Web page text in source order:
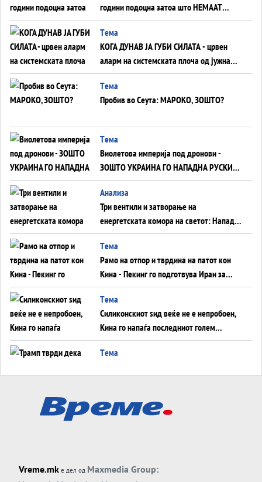
години подоцна затоа што НЕМААТ
ВНУЦИ ДА ГИ ЗАМЕНАТ
Tема
КОГА ДУНАВ ЈА ГУБИ СИЛАТА - црвен
аларм на системската плоча од јужна
Германија до Црното Море...
Tема
Пробив во Сеута: МАРОКО, ЗОШТО?
Tема
Виолетова империја под дронови -
ЗОШТО УКРАИНА ГО НАПАДНА РУСКИОТ
WILDBERRIES
Aнализа
Три вентили и затворање на
енергетската комора на светот: Нападот
во Суец најавува глобален енергетски
инфаркт?
Tема
Рамо на отпор и тврдина на патот кон
Кина - Пекинг го подготвува Иран за
американска копнена инвазија
Tема
Силиконскиот ѕид веќе не е непробоен,
Кина го напаѓа последниот голем
монопол на Западот?
Tема
Tема
ДЛАБОКО УДОЛУ: Сметководствените
АТОМСКО ДОМИНО НА БЛИСКИОТ
Vreme.mk е дел од Maxmedia Group: